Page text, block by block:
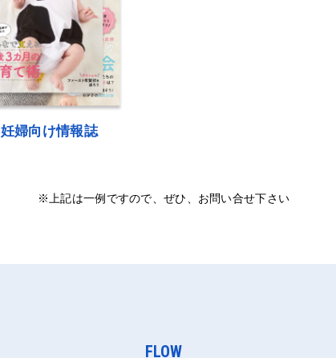
妊婦向け情報誌
※上記は一例ですので、ぜひ、お問い合せ下さい
FLOW